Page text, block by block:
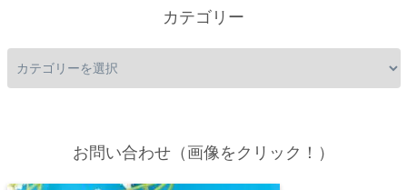
カテゴリー
お問い合わせ（画像をクリック！）